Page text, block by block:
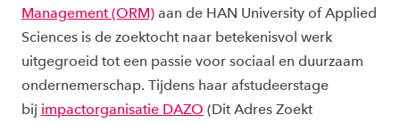
Management (ORM) aan de HAN University of Applied
Sciences is de zoektocht naar betekenisvol werk
uitgegroeid tot een passie voor sociaal en duurzaam
ondernemerschap. Tijdens haar afstudeerstage
bij impactorganisatie DAZO (Dit Adres Zoekt